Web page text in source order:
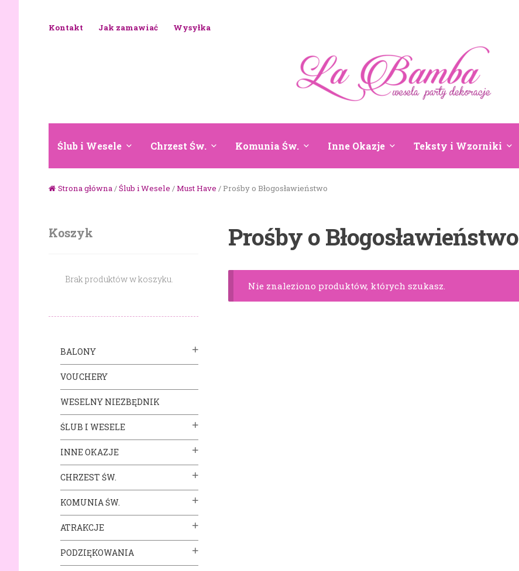
Kontakt Jak zamawiać Wysyłka
Ślub i Wesele Chrzest Św. Komunia Św. Inne Okazje Teksty i Wzorniki
Strona główna/Ślub i Wesele /Must Have / Prośby o Błogosławieństwo
Prośby o Błogosławieństwo
Nie znaleziono produktów, których szukasz.
Koszyk
Brak produktów w koszyku.
BALONY
VOUCHERY
WESELNY NIEZBĘDNIK
ŚLUB I WESELE
INNE OKAZJE
CHRZEST ŚW.
KOMUNIA ŚW.
ATRAKCJE
PODZIĘKOWANIA